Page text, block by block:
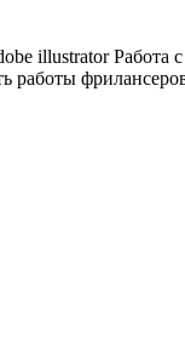
illustratorРабота
работы